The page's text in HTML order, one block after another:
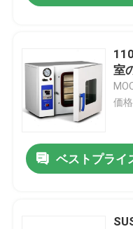
室
価
ベストプライ